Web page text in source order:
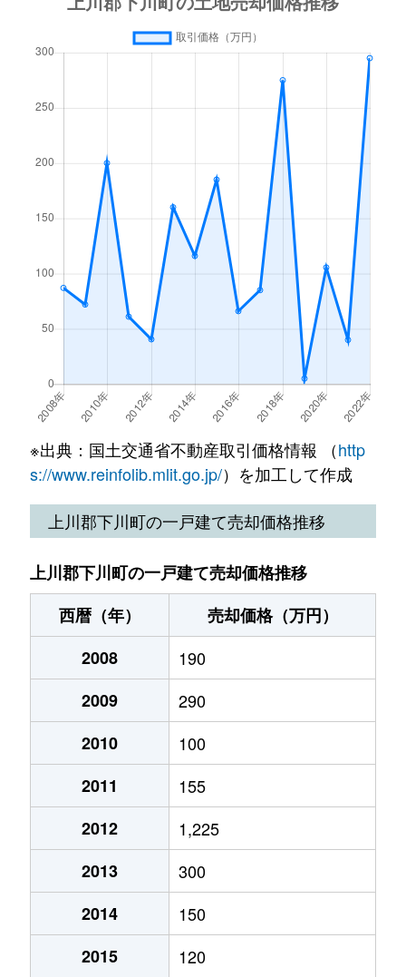
※出典：国土交通省不動産取引価格情報 （http
s://www.reinfolib.mlit.go.jp/）を加工して作成
上川郡下川町の一戸建て売却価格推移
上川郡下川町の一戸建て売却価格推移
西暦（年）
売却価格（万円）
2008
190
2009
290
2010
100
2011
155
2012
1,225
2013
300
2014
150
2015
120